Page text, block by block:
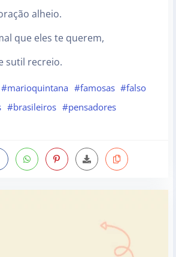
alheio.
que eles te querem,
sutil recreio.
#marioquintana #famosas #falso
#brasileiros #pensadores